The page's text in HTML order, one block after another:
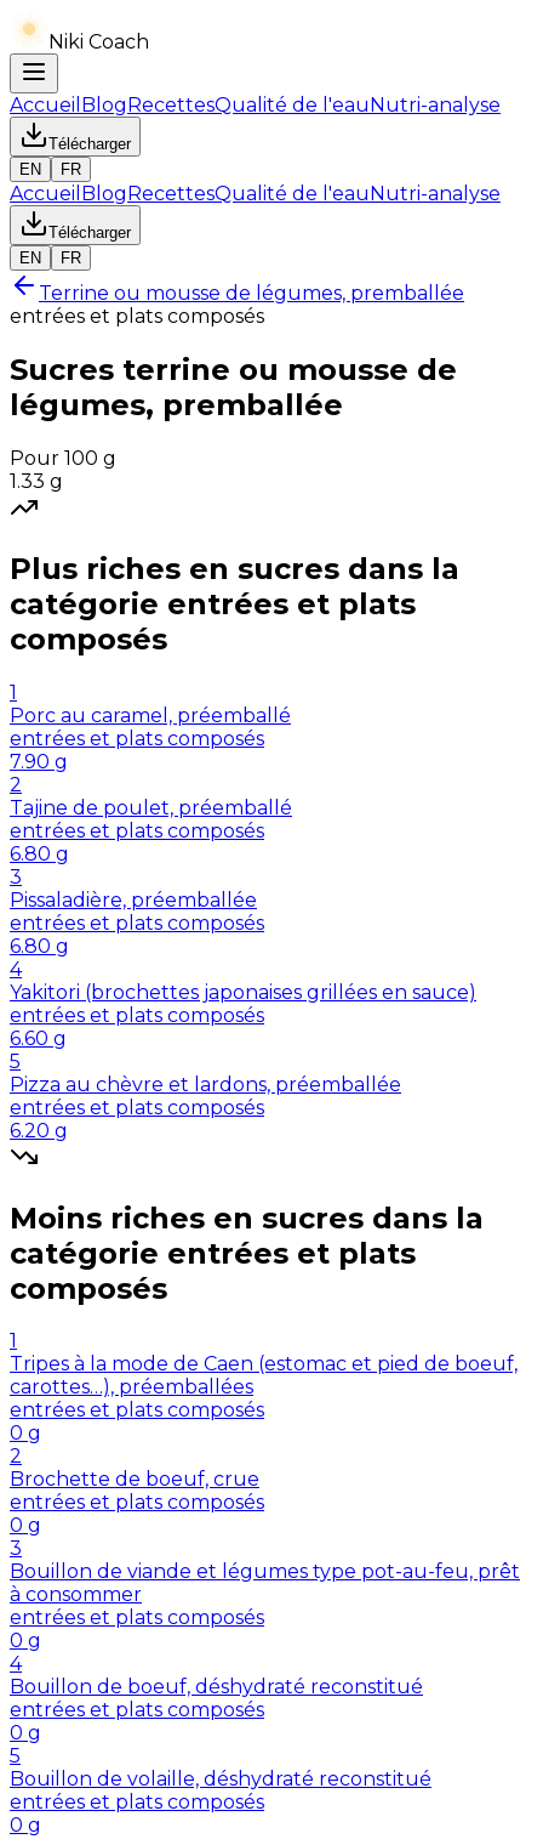
Niki Coach
Accueil BlogRecettesQualité de l'eauNutri-analyse
Télécharger
EN
FR
Accueil BlogRecettesQualité de l'eauNutri-analyse
Télécharger
EN
FR
Terrine ou mousse de légumes, premballée
entrées et plats composés
Sucres terrine ou mousse de
légumes, premballée
Pour 100 g
1.33 g
Plus riches en sucres dans la
catégorie entrées et plats
composés
1
Porc au caramel, préemballé
entrées et plats composés
7.90 g
2
Tajine de poulet, préemballé
entrées et plats composés
6.80 g
3
Pissaladière, préemballée
entrées et plats composés
6.80 g
4
Yakitori (brochettes japonaises grillées en sauce)
entrées et plats composés
6.60 g
5
Pizza au chèvre et lardons, préemballée
entrées et plats composés
6.20 g
Moins riches en sucres dans la
catégorie entrées et plats
composés
1
Tripes à la mode de Caen (estomac et pied de boeuf,
carottes…), préemballées
entrées et plats composés
0 g
2
Brochette de boeuf, crue
entrées et plats composés
0 g
3
Bouillon de viande et légumes type pot-au-feu, prêt
à consommer
entrées et plats composés
0 g
4
Bouillon de boeuf, déshydraté reconstitué
entrées et plats composés
0 g
5
Bouillon de volaille, déshydraté reconstitué
entrées et plats composés
0 g